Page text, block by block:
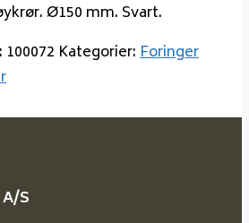
Ø150 mm. Svart.
100072 Kategorier:Foringer
S